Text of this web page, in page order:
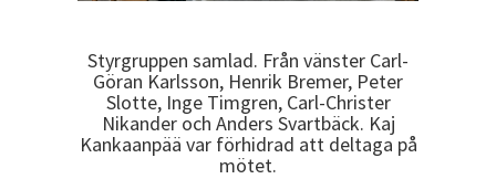
Styrgruppen samlad. Från vänster Carl-
Göran Karlsson, Henrik Bremer, Peter
Slotte, Inge Timgren, Carl-Christer
Nikander och Anders Svartbäck. Kaj
Kankaanpää var förhidrad att deltaga på
mötet.